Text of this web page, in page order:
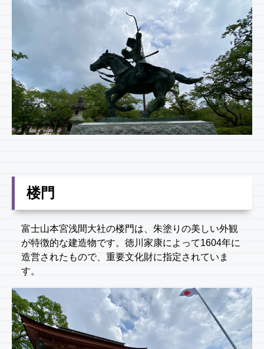
楼門
富士山本宮浅間大社の楼門は、朱塗りの美しい外観
が特徴的な建造物です。徳川家康によって1604年に
造営されたもので、重要文化財に指定されていま
す。